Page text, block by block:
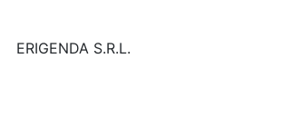
ERIGENDA S.R.L.